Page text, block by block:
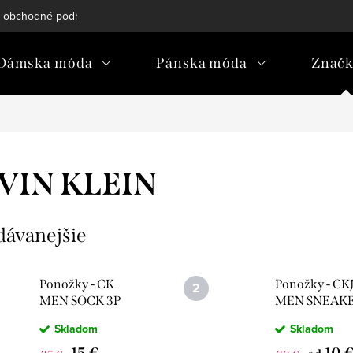
podmienky
móda Pánska móda
KLEIN
Ponožky - CK
MEN SOCK 3P
Skladom
Ponožky - CKJ
MEN
bieleSkladom